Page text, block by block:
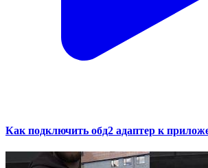
Как подключить обд2 адаптер к